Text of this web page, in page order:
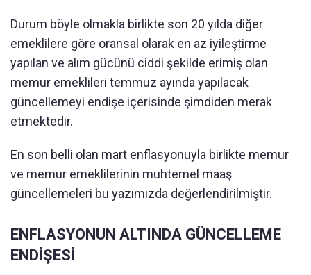
Durum böyle olmakla birlikte son 20 yılda diğer
emeklilere göre oransal olarak en az iyileştirme
yapılan ve alım gücünü ciddi şekilde erimiş olan
memur emeklileri temmuz ayında yapılacak
güncellemeyi endişe içerisinde şimdiden merak
etmektedir.
En son belli olan mart enflasyonuyla birlikte memur
ve memur emeklilerinin muhtemel maaş
güncellemeleri bu yazımızda değerlendirilmiştir.
ENFLASYONUN ALTINDA GÜNCELLEME
ENDİŞESİ